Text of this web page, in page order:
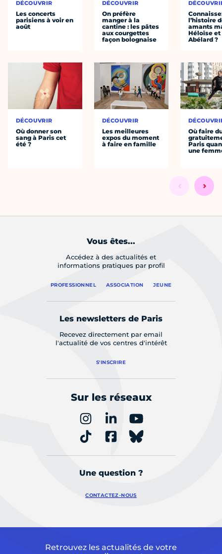
DÉCOUVRIR
Les concerts
parisiens à voir en
août
DÉCOUVRIR
Où donner son
sang à Paris cet
été ?
DÉCOUVRIR
On préfère
manger à la
cantine : les pâtes
aux courgettes
façon bolognaise
DÉCOUVRIR
Les meilleures
expos du moment
à faire en famille
l’histoire
amants
Héloïse et
Abélard ?
Où faire
Paris
une
Vous êtes...
Accédez à des actualités et
informations pratiques par profil
PROFESSIONNEL ASSOCIATION JEUNE
Les newsletters de Paris
Recevez directement par email
l'actualité de vos centres d'intérêt
S'INSCRIRE
Sur les réseaux
Une question ?
CONTACTEZ-NOUS
Retrouvez les actualités de votre